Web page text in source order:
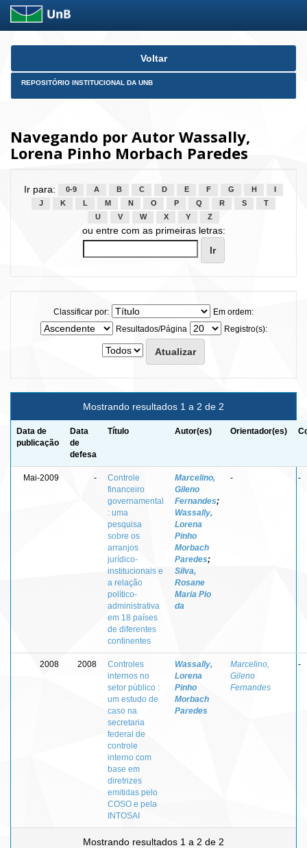
Skip
Voltar
REPOSITÓRIO INSTITUCIONAL DA UNB
Navegando por Autor Wassally,
Lorena Pinho Morbach Paredes
Ir para: 0-9 A B C D E F G H
J
K L M N O P Q R S
T
U
V W X Y Z
ou entre com as primeiras letras:
Classificar por:
Em ordem:
Resultados/Página
Registro(s):
Mostrando resultados 1 a 2 de 2
Data de
publicação
Data
de
defesa
Título Autor(es) Orientador(es)
Mai-2009 -
Controle
financeiro
governamental
: uma
pesquisa
sobre os
arranjos
jurídico-
institucionais e
a relação
político-
administrativa
em 18 países
de diferentes
continentes
Marcelino,
Gileno
Fernandes;
Wassally,
Lorena
Pinho
Morbach
Paredes;
Silva,
Rosane
Maria Pio
da
- -
2008 2008
Controles
internos no
setor público :
um estudo de
caso na
secretaria
federal de
controle
interno com
base em
diretrizes
emitidas pelo
COSO e pela
INTOSAI
Wassally,
Lorena
Pinho
Morbach
Paredes
Marcelino,
Gileno
Fernandes
-
Mostrando resultados 1 a 2 de 2